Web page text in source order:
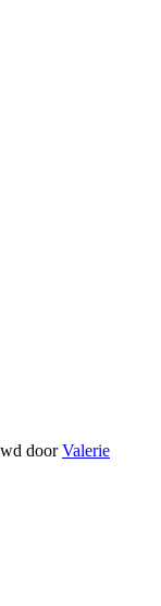
doorValerie